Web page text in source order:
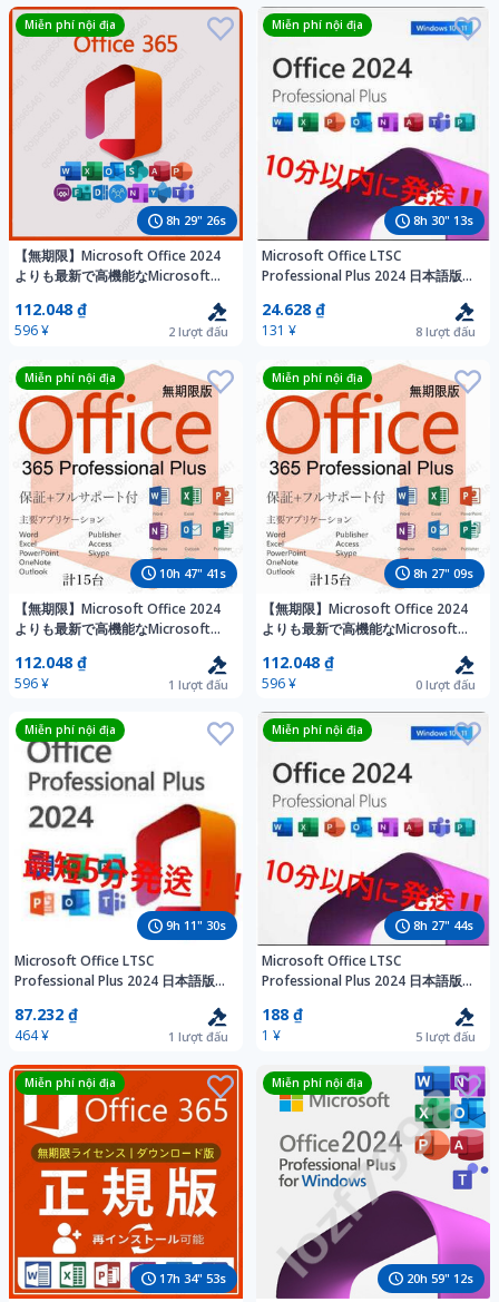
8h 29" 24s
Miễn phí nội địa
【無期限】Microsoft Office 2024
よりも最新で高機能なMicrosoft
超充実 - 合計15台 - Win+Macに対
応
112.048 ₫
596 ¥ 2 lượt đấu
8h 30" 11s
Miễn phí nội địa
Microsoft Office LTSC
Professional Plus 2024 日本語版オ
Plus 永続版 認証保証
24.628 ₫
131 ¥ 8 lượt đấu
10h 47" 39 s
Miễn phí nội địa
【無期限】Microsoft Office 2024
よりも最新で高機能なMicrosoft
超充実 - 合計15台 - Win&Mac対応
112.048 ₫
596 ¥ 1 lượt đấu
8h 27" 07s
Miễn phí nội địa
【無期限】Microsoft Office 2024
よりも最新で高機能なMicrosoft
超充実 - 合計15台 - Win&Mac対応
112.048 ₫
596 ¥ 0 lượt đấu
9h 11" 28s
Miễn phí nội địa
Microsoft Office LTSC
Professional Plus 2024 日本語版オ
Plus 永続版 認証保証
87.232 ₫
464 ¥ 1 lượt đấu
8h 27" 42s
Miễn phí nội địa
Microsoft Office LTSC
Professional Plus 2024 日本語版オ
Plus 永続版 認証保証
188 ₫
1 ¥ 5 lượt đấu
17h 34" 51s
Miễn phí nội địa
20h 59" 10s
Miễn phí nội địa